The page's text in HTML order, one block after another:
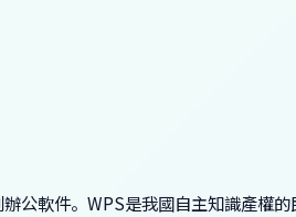
公軟件。WPS是我國自主知識產權